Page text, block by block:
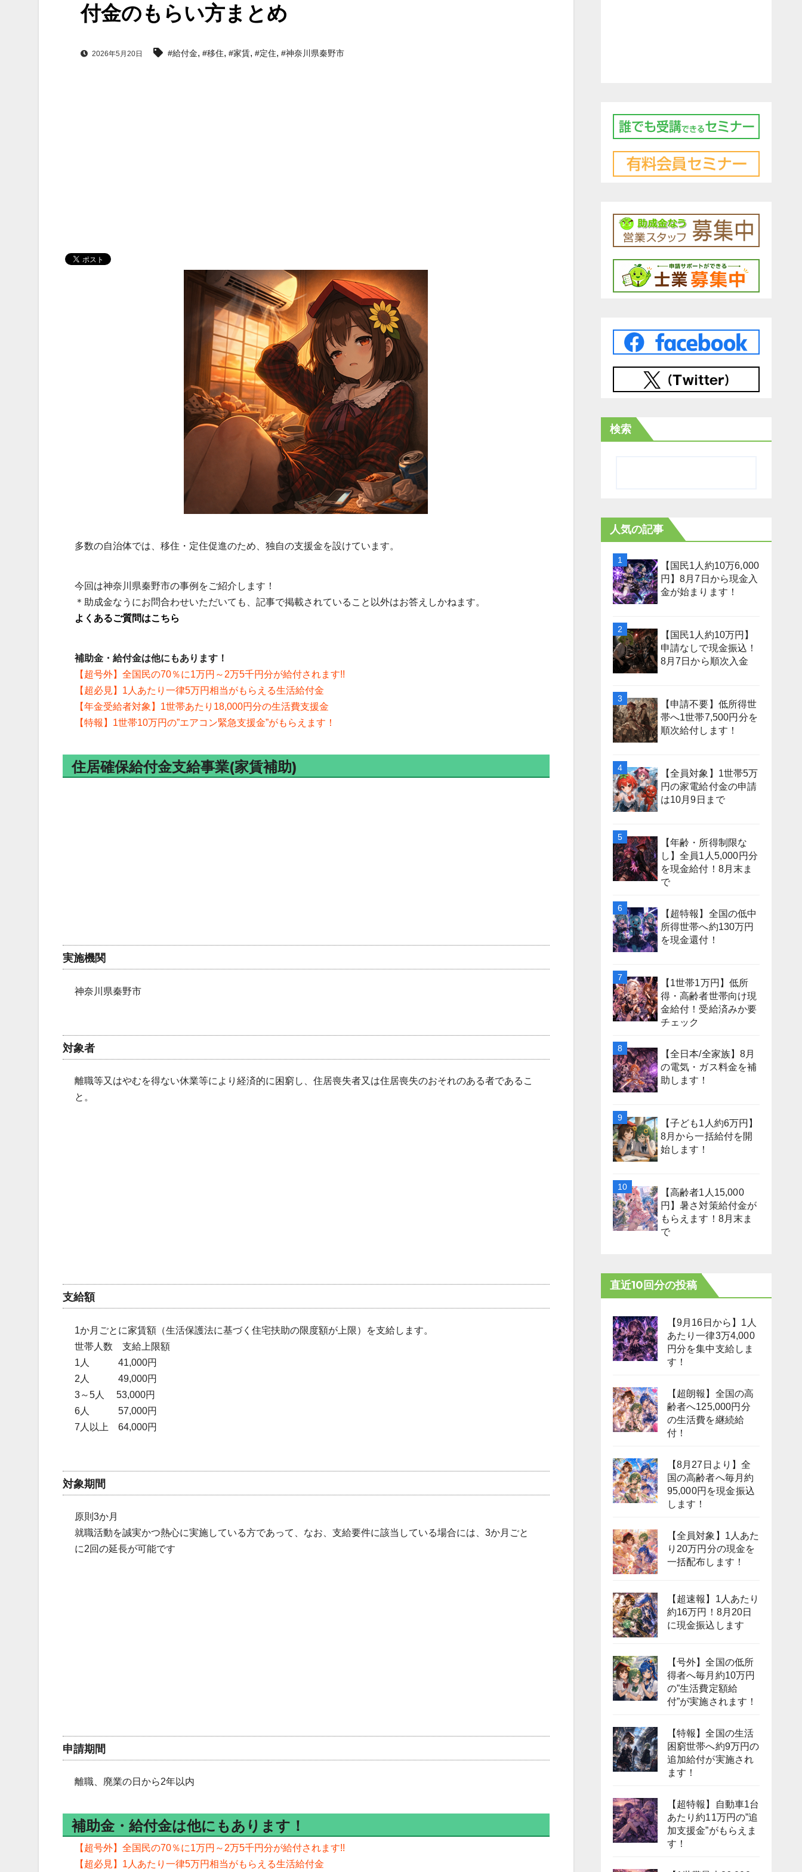
付金のもらい方まとめ
2026年5月20日 #給付金, #移住, #家賃, #定住, #神奈川県秦野市
多数の自治体では、移住・定住促進のため、独自の支援金を設けています。
今回は神奈川県秦野市の事例をご紹介します！
＊助成金なうにお問合わせいただいても、記事で掲載されていること以外はお答えしかねます。
よくあるご質問はこちら
補助金・給付金は他にもあります！
【超号外】全国民の70％に1万円～2万5千円分が給付されます!!
【超必見】1人あたり一律5万円相当がもらえる生活給付金
【年金受給者対象】1世帯あたり18,000円分の生活費支援金
【特報】1世帯10万円の”エアコン緊急支援金”がもらえます！
住居確保給付金支給事業(家賃補助)
実施機関
神奈川県秦野市
対象者
離職等又はやむを得ない休業等により経済的に困窮し、住居喪失者又は住居喪失のおそれのある者であるこ
と。
支給額
1か月ごとに家賃額（生活保護法に基づく住宅扶助の限度額が上限）を支給します。
世帯人数 支給上限額
1人 41,000円
2人 49,000円
3～5人 53,000円
6人 57,000円
7人以上 64,000円
対象期間
原則3か月
就職活動を誠実かつ熱心に実施している方であって、なお、支給要件に該当している場合には、3か月ごと
に2回の延長が可能です
申請期間
離職、廃業の日から2年以内
補助金・給付金は他にもあります！
【超号外】全国民の70％に1万円～2万5千円分が給付されます!!
【超必見】1人あたり一律5万円相当がもらえる生活給付金
検索
人気の記事
【国民1人約10万6,000
円】8月7日から現金入
金が始まります！
【国民1人約10万円】
申請なしで現金振込！
8月7日から順次入金
【申請不要】低所得世
帯へ1世帯7,500円分を
順次給付します！
【全員対象】1世帯5万
円の家電給付金の申請
は10月9日まで
【年齢・所得制限な
し】全員1人5,000円分
を現金給付！8月末ま
で
【超特報】全国の低中
所得世帯へ約130万円
を現金還付！
【1世帯1万円】低所
得・高齢者世帯向け現
金給付！受給済みか要
チェック
【全日本/全家族】8月
の電気・ガス料金を補
助します！
【子ども1人約6万円】
8月から一括給付を開
始します！
【高齢者1人15,000
円】暑さ対策給付金が
もらえます！8月末ま
で
直近10回分の投稿
【9月16日から】1人
あたり一律3万4,000
円分を集中支給しま
す！
【超朗報】全国の高
齢者へ125,000円分
の生活費を継続給
付！
【8月27日より】全
国の高齢者へ毎月約
95,000円を現金振込
します！
【全員対象】1人あた
り20万円分の現金を
一括配布します！
【超速報】1人あたり
約16万円！8月20日
に現金振込します
【号外】全国の低所
得者へ毎月約10万円
の”生活費定額給
付”が実施されます！
【特報】全国の生活
困窮世帯へ約9万円の
追加給付が実施され
ます！
【超特報】自動車1台
あたり約11万円の”追
加支援金”がもらえま
す！